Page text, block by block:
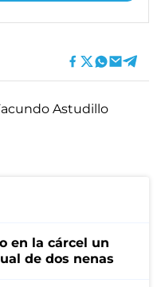
Astudillo
en la cárcel un
de dos nenas